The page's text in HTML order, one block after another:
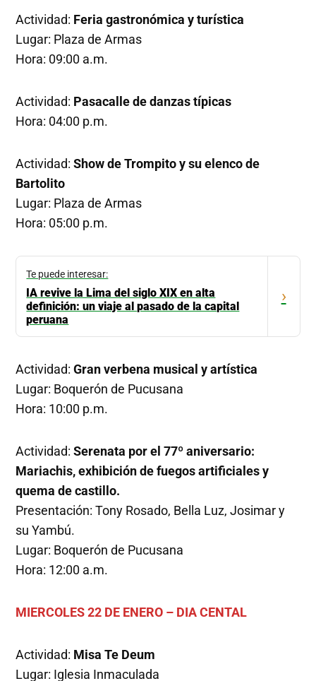
Actividad: Feria gastronómica y turística
Lugar: Plaza de Armas
Hora: 09:00 a.m.
Actividad: Pasacalle de danzas típicas
Hora: 04:00 p.m.
Actividad:Show de Trompito y su elenco de
Bartolito
Lugar: Plaza de Armas
Hora: 05:00 p.m.
Te puede interesar:
IA revive la Lima del siglo XIX en alta
definición: un viaje al pasado de la capital
peruana
›
Actividad:Gran verbena musical y artística
Lugar: Boquerón de Pucusana
Hora: 10:00 p.m.
Actividad:Serenata por el 77º aniversario:
Mariachis, exhibición de fuegos artificiales y
quema de castillo.
Presentación: Tony Rosado, Bella Luz, Josimar y
su Yambú.
Lugar: Boquerón de Pucusana
Hora: 12:00 a.m.
MIERCOLES 22 DE ENERO – DIA CENTAL
Actividad: Misa Te Deum
Lugar: Iglesia Inmaculada